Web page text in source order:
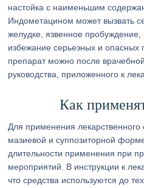
настойка с наименьшим
Индометацином может вызвать
желудке, язвенное
избежание серьезных и опасных
препарат можно после
руководства, приложенного к
Как
Для применения
мазиевой и суппозиторной
длительности применения при
мероприятий. В инструкции к
что средства используются до